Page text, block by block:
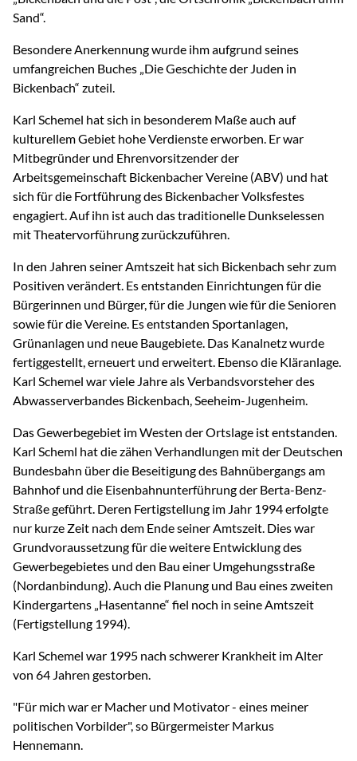
Sand“.
Besondere Anerkennung wurde ihm aufgrund seines
umfangreichen Buches „Die Geschichte der Juden in
Bickenbach“ zuteil.
Karl Schemel hat sich in besonderem Maße auch auf
kulturellem Gebiet hohe Verdienste erworben. Er war
Mitbegründer und Ehrenvorsitzender der
Arbeitsgemeinschaft Bickenbacher Vereine (ABV) und hat
sich für die Fortführung des Bickenbacher Volksfestes
engagiert. Auf ihn ist auch das traditionelle Dunkselessen
mit Theatervorführung zurückzuführen.
In den Jahren seiner Amtszeit hat sich Bickenbach sehr zum
Positiven verändert. Es entstanden Einrichtungen für die
Bürgerinnen und Bürger, für die Jungen wie für die Senioren
sowie für die Vereine. Es entstanden Sportanlagen,
Grünanlagen und neue Baugebiete. Das Kanalnetz wurde
fertiggestellt, erneuert und erweitert. Ebenso die Kläranlage.
Karl Schemel war viele Jahre als Verbandsvorsteher des
Abwasserverbandes Bickenbach, Seeheim-Jugenheim.
Das Gewerbegebiet im Westen der Ortslage ist entstanden.
Karl Scheml hat die zähen Verhandlungen mit der Deutschen
Bundesbahn über die Beseitigung des Bahnübergangs am
Bahnhof und die Eisenbahnunterführung der Berta-Benz-
Straße geführt. Deren Fertigstellung im Jahr 1994 erfolgte
nur kurze Zeit nach dem Ende seiner Amtszeit. Dies war
Grundvoraussetzung für die weitere Entwicklung des
Gewerbegebietes und den Bau einer Umgehungsstraße
(Nordanbindung). Auch die Planung und Bau eines zweiten
Kindergartens „Hasentanne“ fiel noch in seine Amtszeit
(Fertigstellung 1994).
Karl Schemel war 1995 nach schwerer Krankheit im Alter
von 64 Jahren gestorben.
"Für mich war er Macher und Motivator - eines meiner
politischen Vorbilder", so Bürgermeister Markus
Hennemann.